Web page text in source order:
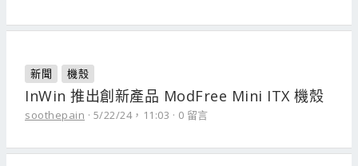
新聞 機殼
InWin 推出創新產品 ModFree Mini ITX 機殼
soothepain 5/22/24，11:03 0 留言